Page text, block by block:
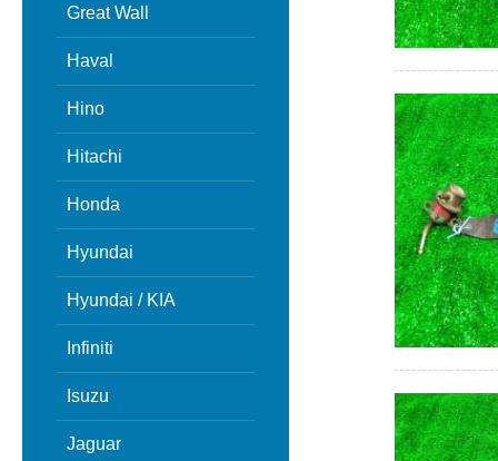
Great Wall
Haval
Hino
Hitachi
Honda
Hyundai
Hyundai / KIA
Infiniti
Isuzu
Jaguar